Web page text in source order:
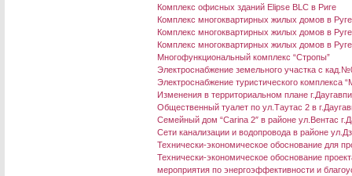
Комплекс офисных зданий Elipse BLC в Риге
Комплекс многоквартирных жилых домов в
Комплекс многоквартирных жилых домов в
Комплекс многоквартирных жилых домов в
Многофункциональный комплекс “Стропы”
Электроснабжение земельного участка с
Электроснабжение туристического комплекса
Изменения в территориальном плане
Общественный туалет по ул.Таутас 2 в
Семейный дом “Carina 2″ в районе ул.Вентас
Сети канализации и водопровода в районе
Технически-экономическое обоснование для
Технически-экономическое обоснование
мероприятия по энергоэффективности и